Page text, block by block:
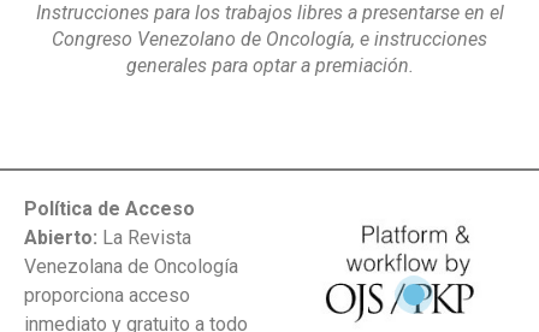
Instrucciones para los trabajos libres a presentarse en el
Congreso Venezolano de Oncología, e instrucciones
generales para optar a premiación.
Política de Acceso
Abierto: La Revista
Venezolana de Oncología
proporciona acceso
inmediato y gratuito a todo